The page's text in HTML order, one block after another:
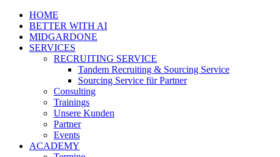
HOME
BETTER WITH AI
MIDGARDONE
SERVICES
RECRUITING SERVICE
Tandem Recruiting & Sourcing Service
Sourcing Service für Partner
Consulting
Trainings
Unsere Kunden
Partner
Events
ACADEMY